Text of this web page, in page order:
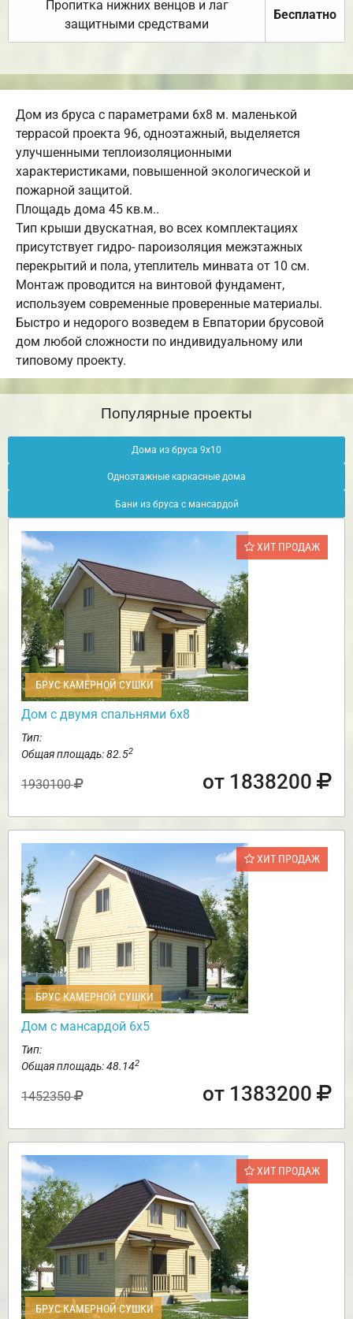
Пропитка нижних венцов и лаг
защитными средствами
Бесплатно
Дом из бруса с параметрами 6х8 м. маленькой
террасой проекта 96, одноэтажный, выделяется
улучшенными теплоизоляционными
характеристиками, повышенной экологической и
пожарной защитой.
Площадь дома 45 кв.м..
Тип крыши двускатная, во всех комплектациях
присутствует гидро- пароизоляция межэтажных
перекрытий и пола, утеплитель минвата от 10 см.
Монтаж проводится на винтовой фундамент,
используем современные проверенные материалы.
Быстро и недорого возведем в Евпатории брусовой
дом любой сложности по индивидуальному или
типовому проекту.
Популярные проекты
Дома из бруса 9х10
Одноэтажные каркасные дома
Бани из бруса с мансардой
ХИТ ПРОДАЖ
БРУС КАМЕРНОЙ СУШКИ
Дом с двумя спальнями 6х8
Тип:
Общая площадь: 82.52
1930100 от 1838200
ХИТ ПРОДАЖ
БРУС КАМЕРНОЙ СУШКИ
Дом с мансардой 6х5
Тип:
Общая площадь: 48.142
1452350 от 1383200
ХИТ ПРОДАЖ
БРУС КАМЕРНОЙ СУШКИ